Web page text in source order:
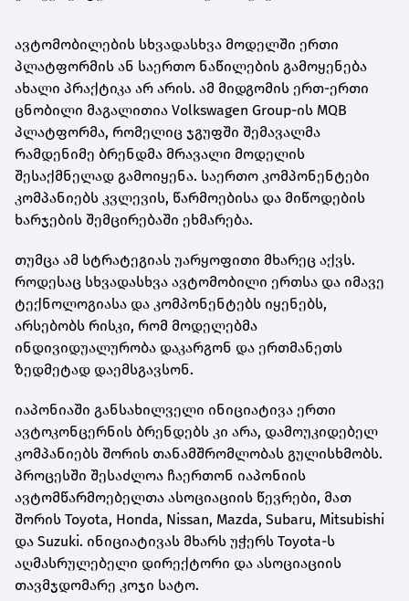
ავტომობილების სხვადასხვა მოდელში ერთი
პლატფორმის ან საერთო ნაწილების გამოყენება
ახალი პრაქტიკა არ არის. ამ მიდგომის ერთ-ერთი
ცნობილი მაგალითია Volkswagen Group-ის MQB
პლატფორმა, რომელიც ჯგუფში შემავალმა
რამდენიმე ბრენდმა მრავალი მოდელის
შესაქმნელად გამოიყენა. საერთო კომპონენტები
კომპანიებს კვლევის, წარმოებისა და მიწოდების
ხარჯების შემცირებაში ეხმარება.
თუმცა ამ სტრატეგიას უარყოფითი მხარეც აქვს.
როდესაც სხვადასხვა ავტომობილი ერთსა და იმავე
ტექნოლოგიასა და კომპონენტებს იყენებს,
არსებობს რისკი, რომ მოდელებმა
ინდივიდუალურობა დაკარგონ და ერთმანეთს
ზედმეტად დაემსგავსონ.
იაპონიაში განსახილველი ინიციატივა ერთი
ავტოკონცერნის ბრენდებს კი არა, დამოუკიდებელ
კომპანიებს შორის თანამშრომლობას გულისხმობს.
პროცესში შესაძლოა ჩაერთონ იაპონიის
ავტომწარმოებელთა ასოციაციის წევრები, მათ
შორის Toyota, Honda, Nissan, Mazda, Subaru, Mitsubishi
და Suzuki. ინიციატივას მხარს უჭერს Toyota-ს
აღმასრულებელი დირექტორი და ასოციაციის
თავმჯდომარე კოჯი სატო.